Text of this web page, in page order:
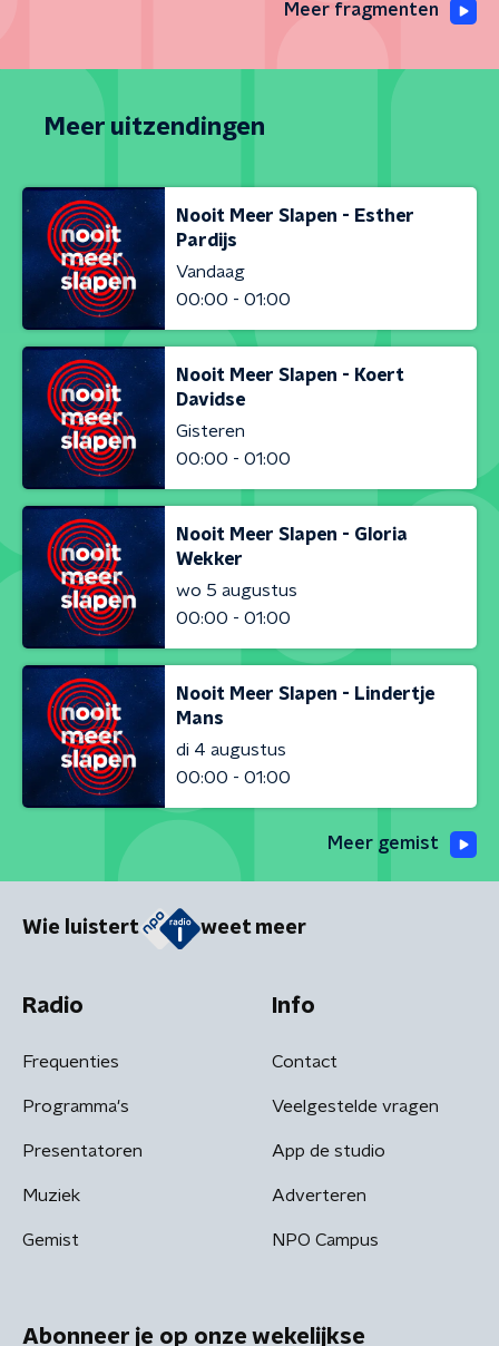
Meer fragmenten
Meer uitzendingen
Nooit Meer Slapen - Esther
Pardijs
Vandaag
00:00 - 01:00
Nooit Meer Slapen - Koert
Davidse
Gisteren
00:00 - 01:00
Nooit Meer Slapen - Gloria
Wekker
wo 5 augustus
00:00 - 01:00
Nooit Meer Slapen - Lindertje
Mans
di 4 augustus
00:00 - 01:00
Meer gemist
Wie luistert weet meer
Radio
Frequenties
Programma's
Presentatoren
Muziek
Gemist
Info
Contact
Veelgestelde vragen
App de studio
Adverteren
NPO Campus
Abonneer je op onze wekelijkse